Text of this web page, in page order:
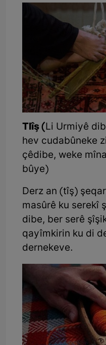
Tlîş (Li Urmiyê
hev cudabûneke
çêdibe, weke
bûye)
Derz an (tîş)
masûrê ku serekî
dibe, ber serê
qayîmkirin ku di
dernekeve.